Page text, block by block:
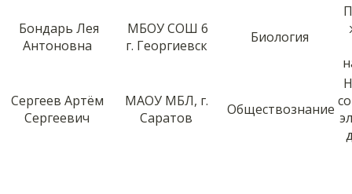
Бондарь Лея
Антоновна
МБОУ СОШ 6
г. Георгиевск
Биология
Сергеев Артём
Сергеевич
МАОУ МБЛ, г.
Саратов
Обществознание